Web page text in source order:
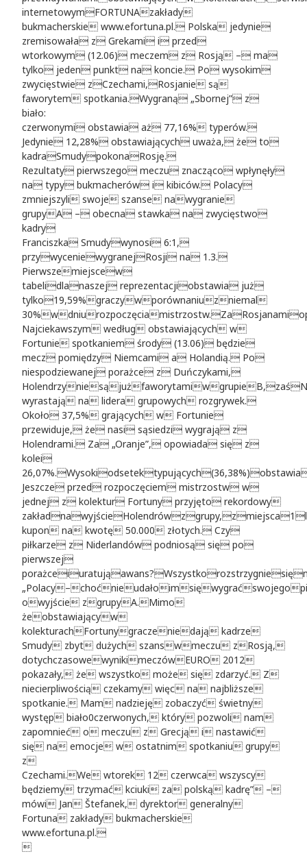
internetowymFORTUNAzakłady
bukmacherskie www.efortuna.pl. Polska jedynie
zremisowała z Grekami i przed
wtorkowym (12.06) meczem z Rosją – ma
tylko jeden punkt na koncie. Po wysokim
zwycięstwie zCzechami,Rosjanie są
faworytem spotkania.Wygraną „Sbornej” z
biało:
czerwonymi obstawia aż 77,16% typerów.
Jedynie 12,28% obstawiających uważa, że to
kadraSmudypokonaRosję.
Rezultaty pierwszego meczu znacząco wpłynęły
na typy bukmacherów i kibiców. Polacy
zmniejszyli swoje szanse nawygranie
grupyA – obecna stawka na zwycięstwo
kadry
Franciszka Smudywynosi 6:1,
przywyceniewygranejRosji na 1.3.
Pierwszemiejscew
tabelidlanaszej reprezentacjiobstawia już
tylko19,59%graczywporównaniuzniemal
Najciekawszym według obstawiających w
Fortunie spotkaniem środy (13.06) będzie
mecz pomiędzy Niemcami a Holandią. Po
niespodziewanej porażce z Duńczykami,
wyrastają na lidera grupowych rozgrywek.
Około 37,5% grających w Fortunie
przewiduje, że nasi sąsiedzi wygrają z
Holendrami. Za „Oranje”, opowiada się z
kolei
Jeszcze przed rozpoczęciem mistrzostw w
jednej z kolektur Fortuny przyjęto rekordowy
kupon na kwotę 50.000 złotych. Czy
piłkarze z Niderlandów podniosą się po
pierwszej
owyjście zgrupyA.Mimo
żeobstawiającyw
kolekturachFortunygraczeniedają kadrze
Smudy zbyt dużych szanswmeczu zRosją,
dotychczasowewynikimeczówEURO 2012
pokazały, że wszystko może się zdarzyć. Z
niecierpliwością czekamy więc na najbliższe
spotkanie. Mam nadzieję zobaczyć świetny
występ biało0czerwonych, który pozwoli nam
zapomnieć o meczu z Grecją i nastawić
się na emocje w ostatnim spotkaniu grupy
z
Czechami.We wtorek 12 czerwca wszyscy
będziemy trzymać kciuki za polską kadrę” –
mówi Jan Štefanek, dyrektor generalny
Fortuna zakłady bukmacherskie
www.efortuna.pl.
